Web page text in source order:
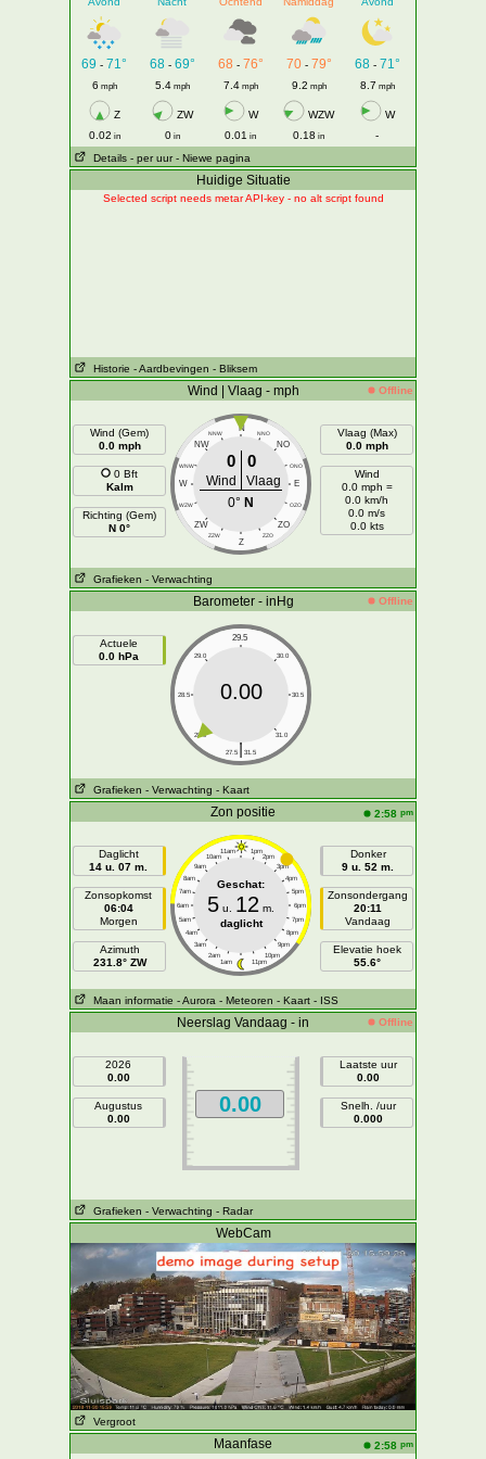
69 - 71° 68- 69° 68 - 76° 70- 79° 68- 71°
6 mph 5.4mph 7.4mph 9.2 mph 8.7 mph
Z ZW W WZW
W
0.02 in 0in 0.01 in 0.18 in
-
Details - per uur - Niewe pagina
Huidige Situatie
Selected script needs metar API-key - no alt script found
Historie - Aardbevingen - Bliksem
Wind | Vlaag - mph Offline
Wind (Gem)
0.0 mph
0 Bft
Kalm
Richting (Gem)
N 0°
N
NNW NNO
NW NO
WNW ONO
W E
WZW OZO
ZW ZO
ZZW ZZO
Z
0 0
Wind
Vlaag
0° N
Vlaag (Max)
0.0 mph
Wind
0.0 mph =
0.0 km/h
0.0 m/s
0.0 kts
Grafieken - Verwachting
Barometer - inHg Offline
Actuele
0.0 hPa
29.5
29.0 30.0
28.5 30.5
28.0 31.0
|
27.5 31.5
0.00
Grafieken - Verwachting - Kaart
Zon positie 2:58 pm
Daglicht
14 u. 07 m.
Zonsopkomst
06:04
Morgen
Azimuth
231.8° ZW
11am 1pm
10am 2pm
9am 3pm
8am 4pm
7am 5pm
6am 6pm
5am 7pm
4am 8pm
3am 9pm
2am 10pm
1am 11pm
Geschat:
5 u. 12 m.
daglicht
Donker
9 u. 52 m.
Zonsondergang
20:11
Vandaag
Elevatie hoek
55.6°
Maan informatie - Aurora - Meteoren - Kaart - ISS
Neerslag Vandaag - in Offline
2026
0.00
Augustus
0.00
0.00
Laatste uur
0.00
Snelh. /uur
0.000
Grafieken - Verwachting - Radar
WebCam
Vergroot
Maanfase 2:58 pm